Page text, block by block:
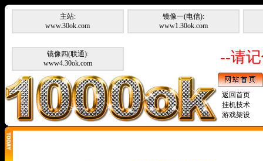
主站:
www.30ok.com
镜像一(电信):
www1.30ok.com
镜像四(联通):
www4.30ok.com
--请
返回首页
挂机技术
游戏架设